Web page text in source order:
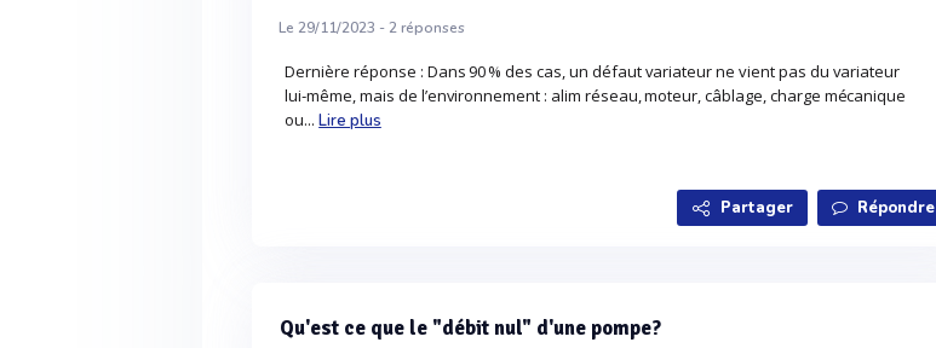
Le 29/11/2023 -2réponses
Dernière réponse : Dans 90 % des cas, un défaut variateur ne vient pas du variateur
lui‑même, mais de l’environnement : alim réseau, moteur, câblage, charge mécanique
ou...Lire plus
Partager Répondre
Qu'est ce que le "débit nul" d'une pompe?